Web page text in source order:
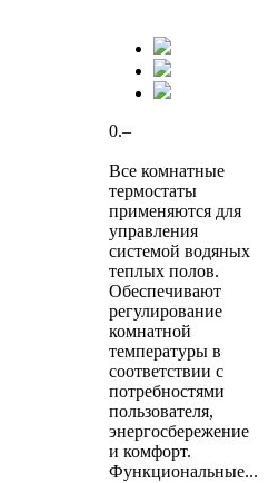
0.–
Все комнатные
термостаты
применяются для
управления
системой водяных
теплых полов.
Обеспечивают
регулирование
комнатной
температуры в
соответствии с
потребностями
пользователя,
энергосбережение
и комфорт.
Функциональные...